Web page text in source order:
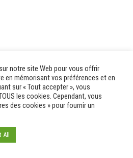
notre site Web pour vous offrir
en mémorisant vos préférences et en
sur « Tout accepter », vous
les cookies. Cependant, vous
des cookies » pour fournir un